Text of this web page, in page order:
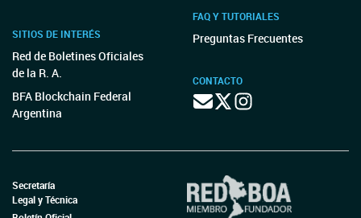
SITIOS DE INTERÉS
Red de Boletines Oficiales
de la R. A.
BFA Blockchain Federal
Argentina
FAQ Y TUTORIALES
Preguntas Frecuentes
CONTACTO
Secretaría
Legal y Técnica